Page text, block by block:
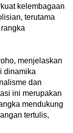
kelembagaan
terutama
menjelaskan
dinamika
dan
ini merupakan
mendukung
tertulis,